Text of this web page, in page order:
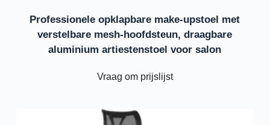
Professionele opklapbare make-upstoel met
verstelbare mesh-hoofdsteun, draagbare
aluminium artiestenstoel voor salon
Vraag om prijslijst